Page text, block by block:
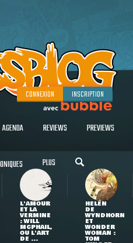
CONNEXION INSCRIPTION
AGENDA REVIEWS PREVIEWS
PLUS
L'AMOUR
ET LA
VERMINE
: WILL
MCPHAIL,
OU L'ART
DE ...
HELEN
DE
WYNDHORN
ET
WONDER
WOMAN :
TOM